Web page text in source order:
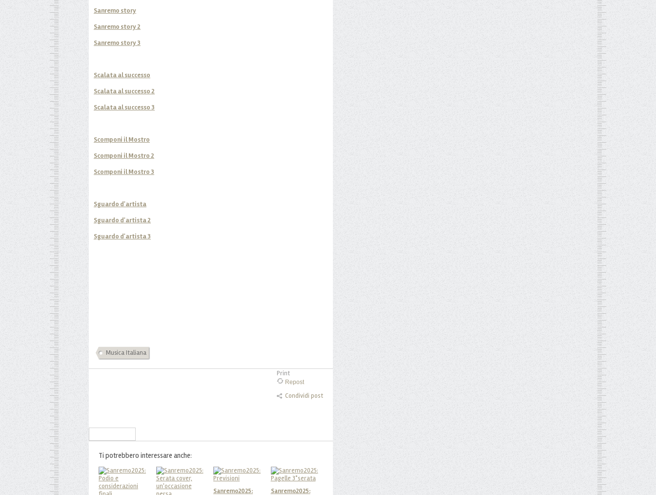
Sanremo story
Sanremo story 2
Sanremo story 3
Scalata al successo
Scalata al successo 2
Scalata al successo 3
Scomponi il Mostro
Scomponi il Mostro 2
Scomponi il Mostro 3
Sguardo d'artista
Sguardo d'artista 2
Sguardo d'artista 3
Musica Italiana
Print
Repost
Condividi post
Ti potrebbero interessare anche:
Sanremo2025: Sanremo2025: